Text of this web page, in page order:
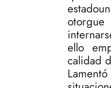
ello
calidad